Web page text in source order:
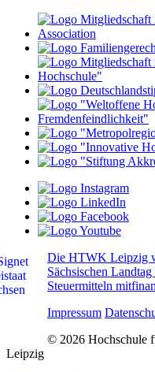
Die HTWK Leipzig
Sächsischen
Steuermitteln
Impressum
© 2026 Hochschule
Leipzig